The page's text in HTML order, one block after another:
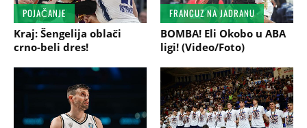
POJAČANJE
Kraj: Šengelija oblači
crno-beli dres!
FRANCUZ NA JADRANU
BOMBA! Eli Okobo u ABA
ligi! (Video/Foto)